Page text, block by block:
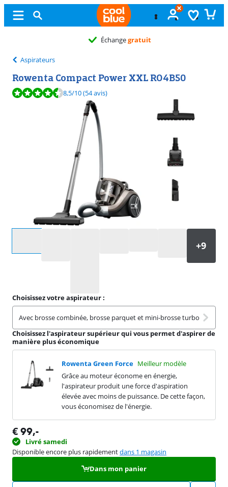
Échangegratuit
Aspirateurs
Rowenta Compact Power XXL RO4B50
La note est de 8,5 sur 10, basée sur 54 avis.
8,5/10(54 avis)
Choisissez votre aspirateur :
Avec brosse combinée, brosse parquet et mini-brosse turbo
Choisissez l'aspirateur supérieur qui vous permet d'aspirer de
manière plus économique
Rowenta Green Force Meilleur modèle
Grâce au moteur économe en énergie,
l'aspirateur produit une force d'aspiration
élevée avec moins de puissance. De cette façon,
vous économisez de l'énergie.
€ 99,-
Livré samedi
Disponible encore plus rapidementdans 1 magasin
Dans mon panier